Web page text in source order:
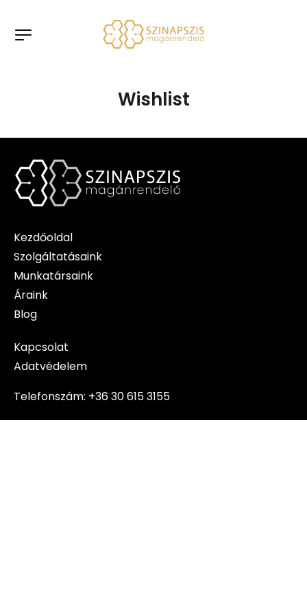
Wishlist
Kezdőoldal
Szolgáltatásaink
Munkatársaink
Áraink
Blog
Kapcsolat
Adatvédelem
Telefonszám: +36 30 615 3155